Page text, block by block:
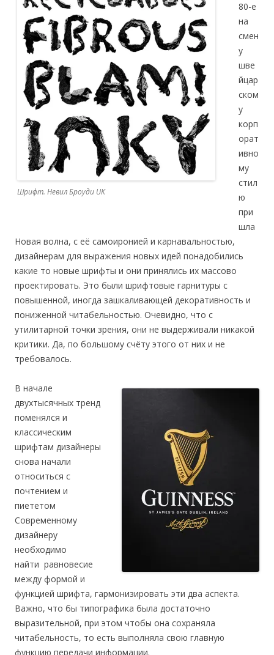
Шрифт. Невил Броуди UK
80-е
на
смен
у
шве
йцар
ском
у
корп
орат
ивно
му
стил
ю
при
шла
Новая волна, с её самоиронией и карнавальностью,
дизайнерам для выражения новых идей понадобились
какие то новые шрифты и они принялись их массово
проектировать. Это были шрифтовые гарнитуры с
повышенной, иногда зашкаливающей декоративность и
пониженной читабельностью. Очевидно, что с
утилитарной точки зрения, они не выдерживали никакой
критики. Да, по большому счёту этого от них и не
требовалось.
В начале
двухтысячных тренд
поменялся и
классическим
шрифтам дизайнеры
снова начали
относиться с
почтением и
пиететом
Современному
дизайнеру
необходимо
найти равновесие
между формой и
функцией шрифта, гармонизировать эти два аспекта.
Важно, что бы типографика была достаточно
выразительной, при этом чтобы она сохраняла
читабельность, то есть выполняла свою главную
функцию передачи информации.